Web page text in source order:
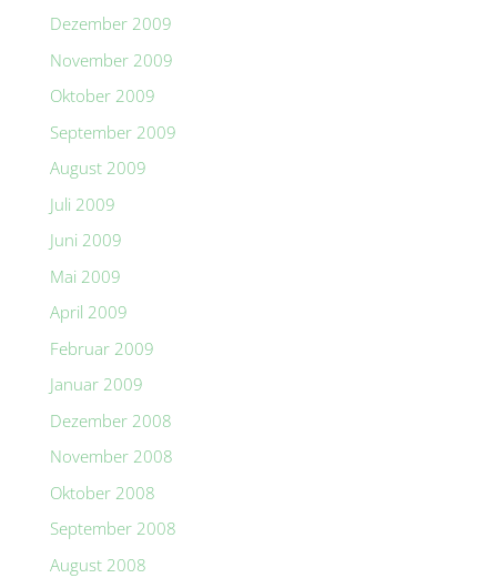
Dezember 2009
November 2009
Oktober 2009
September 2009
August 2009
Juli 2009
Juni 2009
Mai 2009
April 2009
Februar 2009
Januar 2009
Dezember 2008
November 2008
Oktober 2008
September 2008
August 2008